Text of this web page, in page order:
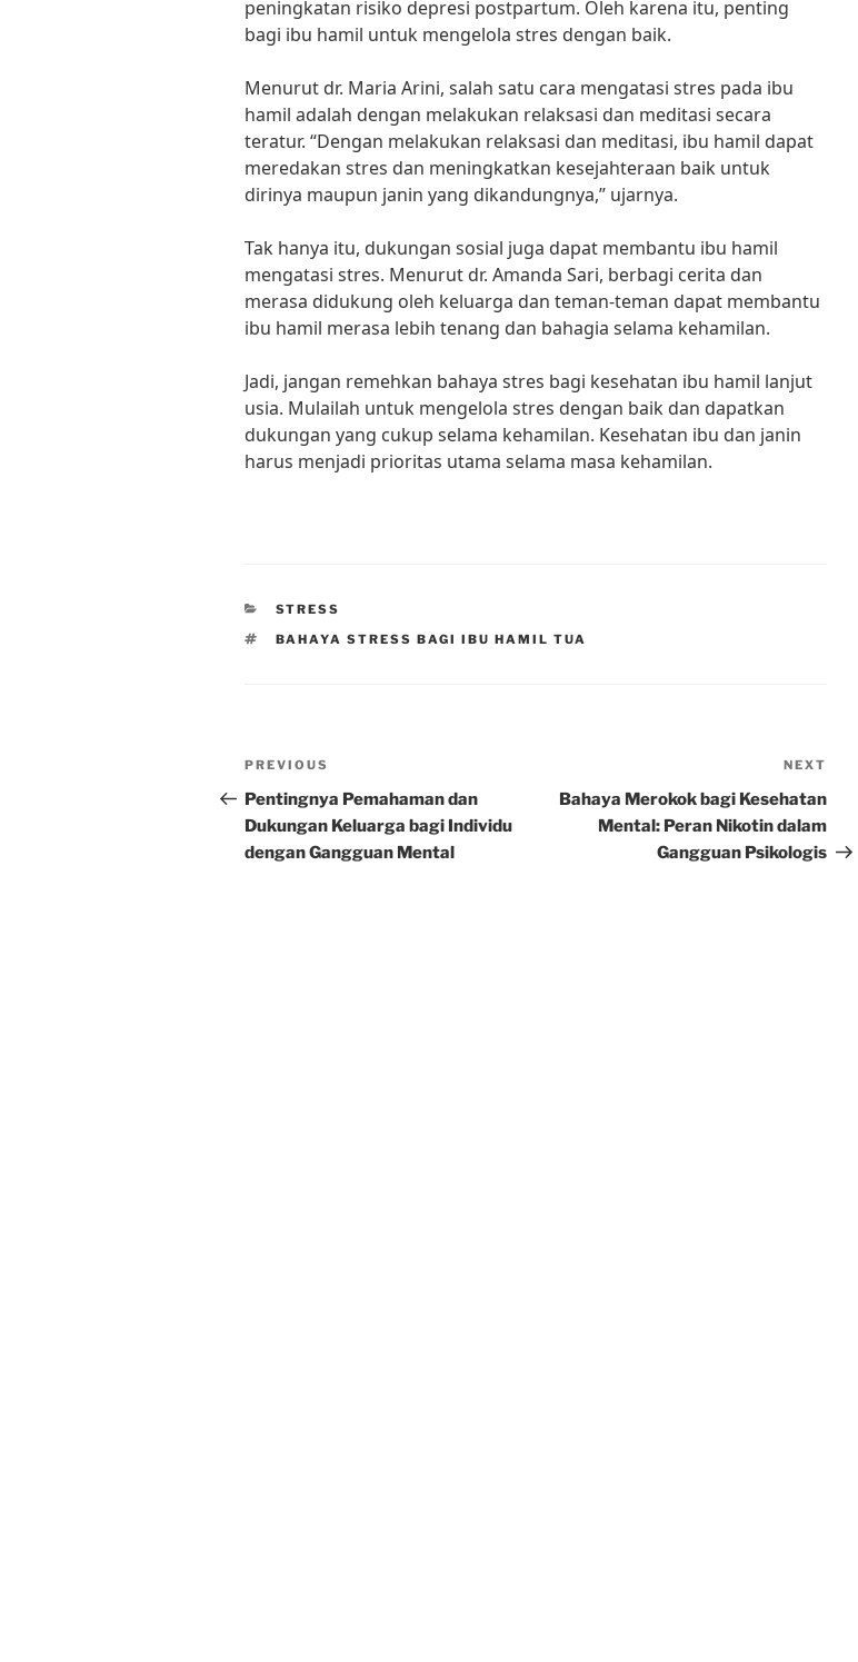
peningkatan risiko depresi postpartum. Oleh karena itu, penting
bagi ibu hamil untuk mengelola stres dengan baik.
Menurut dr. Maria Arini, salah satu cara mengatasi stres pada ibu
hamil adalah dengan melakukan relaksasi dan meditasi secara
teratur. “Dengan melakukan relaksasi dan meditasi, ibu hamil dapat
meredakan stres dan meningkatkan kesejahteraan baik untuk
dirinya maupun janin yang dikandungnya,” ujarnya.
Tak hanya itu, dukungan sosial juga dapat membantu ibu hamil
mengatasi stres. Menurut dr. Amanda Sari, berbagi cerita dan
merasa didukung oleh keluarga dan teman-teman dapat membantu
ibu hamil merasa lebih tenang dan bahagia selama kehamilan.
Jadi, jangan remehkan bahaya stres bagi kesehatan ibu hamil lanjut
usia. Mulailah untuk mengelola stres dengan baik dan dapatkan
dukungan yang cukup selama kehamilan. Kesehatan ibu dan janin
harus menjadi prioritas utama selama masa kehamilan.
CATEGORIES
STRESS
TAGS
BAHAYA STRESS BAGI IBU HAMIL TUA
Post
navigation
Previous
Post
PREVIOUS
Pentingnya Pemahaman dan
Dukungan Keluarga bagi Individu
dengan Gangguan Mental
Post
NEXT
Bahaya Merokok bagi Kesehatan
Mental: Peran Nikotin dalam
Gangguan Psikologis